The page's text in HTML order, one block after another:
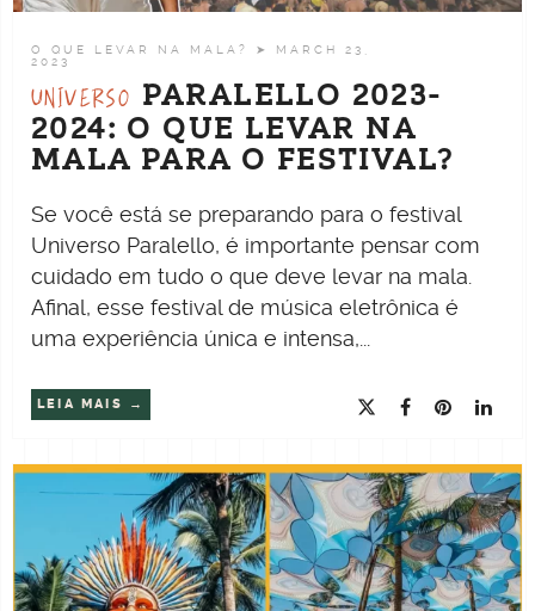
O QUE LEVAR NA MALA? ➤ MARCH 23,
2023
UNIVERSO PARALELLO 2023-
2024: O QUE LEVAR NA
MALA PARA O FESTIVAL?
Se você está se preparando para o festival
Universo Paralello, é importante pensar com
cuidado em tudo o que deve levar na mala.
Afinal, esse festival de música eletrônica é
uma experiência única e intensa,...
LEIA MAIS